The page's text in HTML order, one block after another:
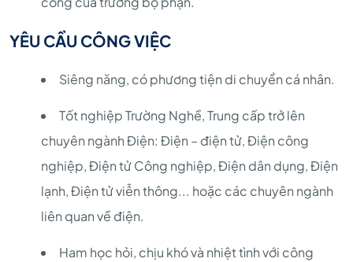
YÊU CẦU CÔNG VIỆC
Siêng năng, có phương tiện di chuyển cá nhân.
Tốt nghiệp Trường Nghề, Trung cấp trở lên
chuyên ngành Điện: Điện – điện tử, Điện công
nghiệp, Điện tử Công nghiệp, Điện dân dụng, Điện
lạnh, Điện tử viễn thông... hoặc các chuyên ngành
liên quan về điện.
Ham học hỏi, chịu khó và nhiệt tình với công